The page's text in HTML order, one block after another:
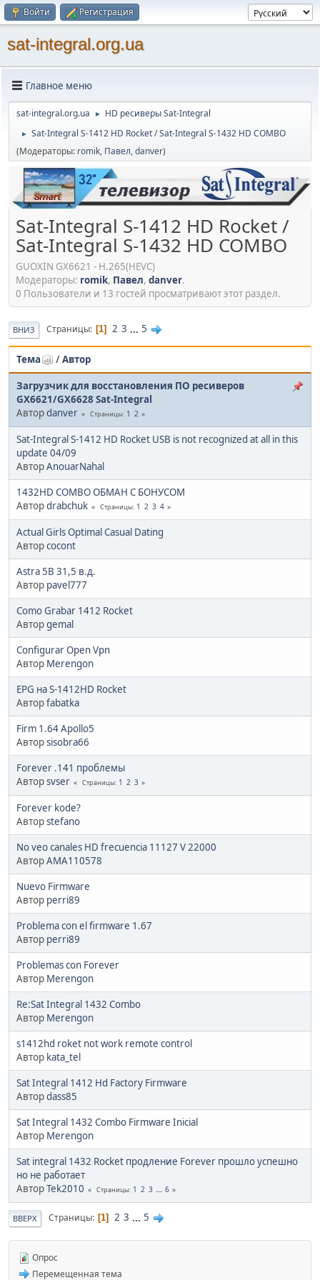
Войти Регистрация
sat-integral.org.ua
Главное меню
sat-integral.org.ua ► HD ресиверы Sat-Integral
►
Sat-Integral S-1412 HD Rocket / Sat-Integral S-1432 HD COMBO
(Модераторы: romik, Павел,danver)
Sat-Integral S-1412 HD Rocket /
Sat-Integral S-1432 HD COMBO
GUOXIN GX6621 - H.265(HEVC)
Модераторы: romik, Павел, danver.
0 Пользователи и 13 гостей просматривают этот раздел.
ВНИЗ Страницы 1 2 3 ... 5
Тема /Автор
Загрузчик для восстановления ПО ресиверов
GX6621/GX6628 Sat-Integral
Авторdanver Страницы 1 2
Sat-Integral S-1412 HD Rocket USB is not recognized at all in this
update 04/09
АвторAnouarNahal
1432HD COMBO ОБМАН С БОНУСОМ
Авторdrabchuk Страницы 1 2 3 4
Actual Girls Optimal Сasual Dating
Авторcocont
Astra 5B 31,5 в.д.
Автор pavel777
Como Grabar 1412 Rocket
Авторgemal
Configurar Open Vpn
Автор Merengon
EPG на S-1412HD Rocket
Авторfabatka
Firm 1.64 Apollo5
Авторsisobra66
Forever .141 проблемы
Авторsvser Страницы 1 2 3
Forever kode?
Авторstefano
No veo canales HD frecuencia 11127 V 22000
АвторAMA110578
Nuevo Firmware
Автор perri89
Problema con el firmware 1.67
Автор perri89
Problemas con Forever
Автор Merengon
Re:Sat Integral 1432 Combo
Автор Merengon
s1412hd roket not work remote control
Автор kata_tel
Sat Integral 1412 Hd Factory Firmware
Авторdass85
Sat Integral 1432 Combo Firmware Inicial
Автор Merengon
Sat integral 1432 Rocket продление Forever прошло успешно
но не работает
АвторTek2010 Страницы 1 2 3 ... 6
ВВЕРХ Страницы 1 2 3 ... 5
Опрос
Перемещенная тема